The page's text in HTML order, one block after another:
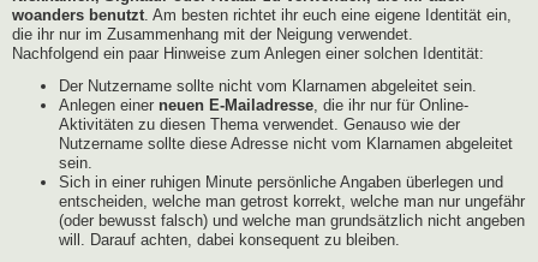
woanders benutzt. Am besten richtet ihr euch eine eigene Identität ein,
die ihr nur im Zusammenhang mit der Neigung verwendet.
Nachfolgend ein paar Hinweise zum Anlegen einer solchen Identität:
Der Nutzername sollte nicht vom Klarnamen abgeleitet sein.
Anlegen einer neuen E-Mailadresse , die ihr nur für Online-
Aktivitäten zu diesen Thema verwendet. Genauso wie der
Nutzername sollte diese Adresse nicht vom Klarnamen abgeleitet
sein.
Sich in einer ruhigen Minute persönliche Angaben überlegen und
entscheiden, welche man getrost korrekt, welche man nur ungefähr
(oder bewusst falsch) und welche man grundsätzlich nicht angeben
will. Darauf achten, dabei konsequent zu bleiben.